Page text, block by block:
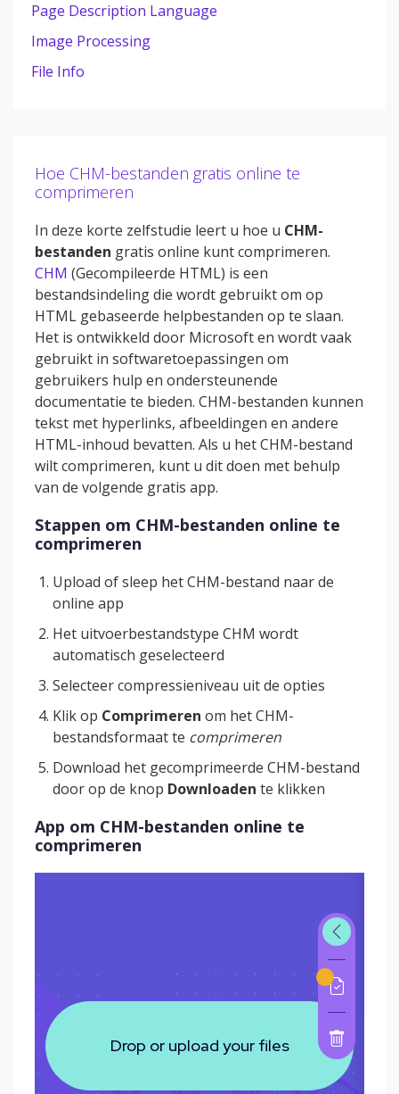
Page Description Language
Image Processing
File Info
Hoe CHM-bestanden gratis online te
comprimeren
In deze korte zelfstudie leert u hoe u CHM-
bestanden gratis online kunt comprimeren.
CHM (Gecompileerde HTML) is een
bestandsindeling die wordt gebruikt om op
HTML gebaseerde helpbestanden op te slaan.
Het is ontwikkeld door Microsoft en wordt vaak
gebruikt in softwaretoepassingen om
gebruikers hulp en ondersteunende
documentatie te bieden. CHM-bestanden kunnen
tekst met hyperlinks, afbeeldingen en andere
HTML-inhoud bevatten. Als u het CHM-bestand
wilt comprimeren, kunt u dit doen met behulp
van de volgende gratis app.
Stappen om CHM-bestanden online te
comprimeren
Upload of sleep het CHM-bestand naar de
online app
Het uitvoerbestandstype CHM wordt
automatisch geselecteerd
Selecteer compressieniveau uit de opties
Klik op Comprimeren om het CHM-
bestandsformaat te comprimeren
Download het gecomprimeerde CHM-bestand
door op de knop Downloaden te klikken
App om CHM-bestanden online te
comprimeren